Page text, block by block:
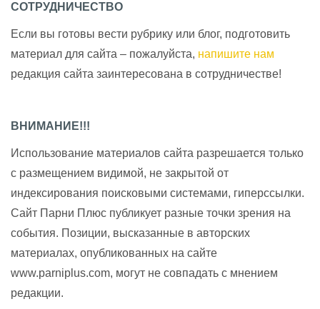
СОТРУДНИЧЕСТВО
Если вы готовы вести рубрику или блог, подготовить
материал для сайта – пожалуйста, напишите нам
редакция сайта заинтересована в сотрудничестве!
ВНИМАНИЕ!!!
Использование материалов сайта разрешается только
с размещением видимой, не закрытой от
индексирования поисковыми системами, гиперссылки.
Сайт Парни Плюс публикует разные точки зрения на
события. Позиции, высказанные в авторских
материалах, опубликованных на сайте
www.parniplus.com, могут не совпадать с мнением
редакции.